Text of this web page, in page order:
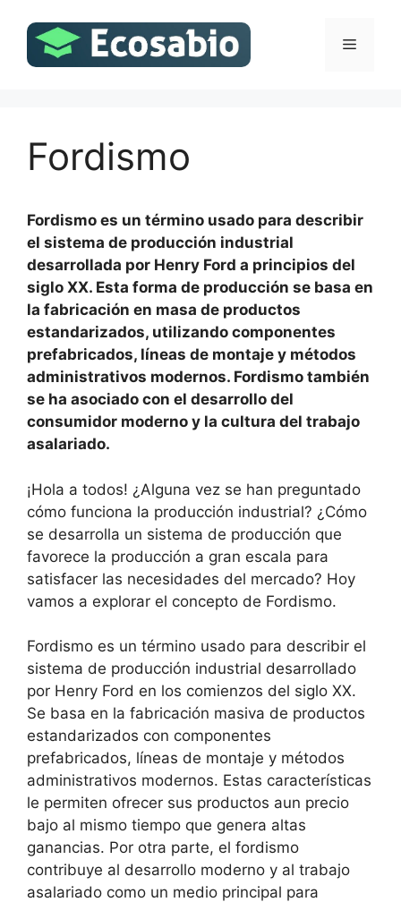
contenido
Menú
Fordismo
Fordismo es un término usado para describir
el sistema de producción industrial
desarrollada por Henry Ford a principios del
siglo XX. Esta forma de producción se basa en
la fabricación en masa de productos
estandarizados, utilizando componentes
prefabricados, líneas de montaje y métodos
administrativos modernos. Fordismo también
se ha asociado con el desarrollo del
consumidor moderno y la cultura del trabajo
asalariado.
¡Hola a todos! ¿Alguna vez se han preguntado
cómo funciona la producción industrial? ¿Cómo
se desarrolla un sistema de producción que
favorece la producción a gran escala para
satisfacer las necesidades del mercado? Hoy
vamos a explorar el concepto de Fordismo.
Fordismo es un término usado para describir el
sistema de producción industrial desarrollado
por Henry Ford en los comienzos del siglo XX.
Se basa en la fabricación masiva de productos
estandarizados con componentes
prefabricados, líneas de montaje y métodos
administrativos modernos. Estas características
le permiten ofrecer sus productos aun precio
bajo al mismo tiempo que genera altas
ganancias. Por otra parte, el fordismo
contribuye al desarrollo moderno y al trabajo
asalariado como un medio principal para